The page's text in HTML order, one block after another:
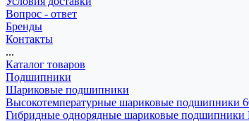
Вопрос - ответ
Бренды
Контакты
...
Каталог товаров
Подшипники
Шариковые подшипники
Высокотемпературные шариковые подшипники
Гибридные однорядные шариковые подшипники